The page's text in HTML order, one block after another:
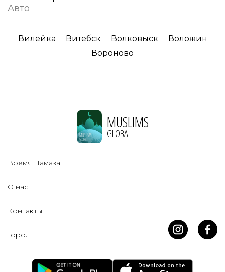
Авто
Вилейка Витебск Волковыск
Воложин
Вороново
MUSLIMS
GLOBAL
Время Намаза
О нас
Контакты
Город